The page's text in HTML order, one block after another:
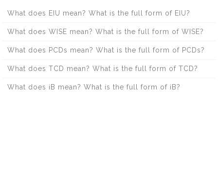
What does EIU mean? What is the full form of EIU?
What does WISE mean? What is the full form of WISE?
What does PCDs mean? What is the full form of PCDs?
What does TCD mean? What is the full form of TCD?
What does iB mean? What is the full form of iB?